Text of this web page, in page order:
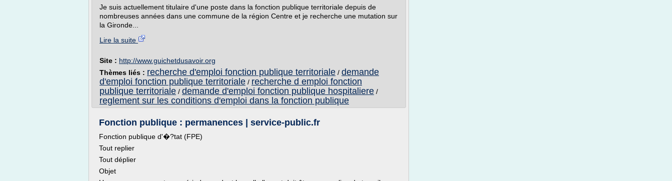
Je suis actuellement titulaire d'une poste dans la fonction publique territoriale depuis de
nombreuses années dans une commune de la région Centre et je recherche une mutation sur
la Gironde...
Lire la suite
Site : http://www.guichetdusavoir.org
Thèmes liés : recherche d'emploi fonction publique territoriale / demande
d'emploi fonction publique territoriale / recherche d emploi fonction
publique territoriale / demande d'emploi fonction publique hospitaliere /
reglement sur les conditions d'emploi dans la fonction publique
Fonction publique : permanences | service-public.fr
Fonction publique d'�?tat (FPE)
Tout replier
Tout déplier
Objet